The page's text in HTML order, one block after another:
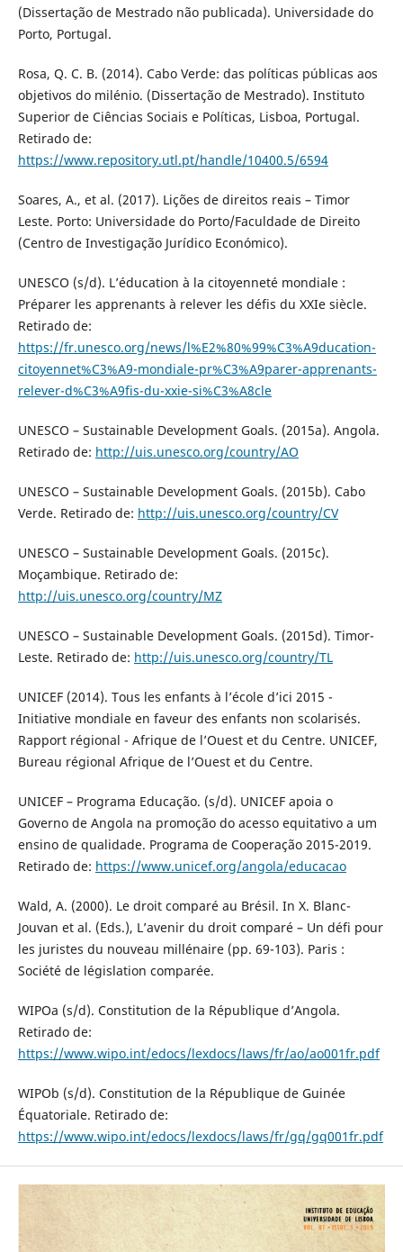
(Dissertação de Mestrado não publicada). Universidade do
Porto, Portugal.
Rosa, Q. C. B. (2014). Cabo Verde: das políticas públicas aos
objetivos do milénio. (Dissertação de Mestrado). Instituto
Superior de Ciências Sociais e Políticas, Lisboa, Portugal.
Retirado de:
https://www.repository.utl.pt/handle/10400.5/6594
Soares, A., et al. (2017). Lições de direitos reais – Timor
Leste. Porto: Universidade do Porto/Faculdade de Direito
(Centro de Investigação Jurídico Económico).
UNESCO (s/d). L’éducation à la citoyenneté mondiale :
Préparer les apprenants à relever les défis du XXIe siècle.
Retirado de:
https://fr.unesco.org/news/l%E2%80%99%C3%A9ducation-
citoyennet%C3%A9-mondiale-pr%C3%A9parer-apprenants-
relever-d%C3%A9fis-du-xxie-si%C3%A8cle
UNESCO – Sustainable Development Goals. (2015a). Angola.
Retirado de: http://uis.unesco.org/country/AO
UNESCO – Sustainable Development Goals. (2015b). Cabo
Verde. Retirado de: http://uis.unesco.org/country/CV
UNESCO – Sustainable Development Goals. (2015c).
Moçambique. Retirado de:
http://uis.unesco.org/country/MZ
UNESCO – Sustainable Development Goals. (2015d). Timor-
Leste. Retirado de: http://uis.unesco.org/country/TL
UNICEF (2014). Tous les enfants à l’école d’ici 2015 -
Initiative mondiale en faveur des enfants non scolarisés.
Rapport régional - Afrique de l’Ouest et du Centre. UNICEF,
Bureau régional Afrique de l’Ouest et du Centre.
UNICEF – Programa Educação. (s/d). UNICEF apoia o
Governo de Angola na promoção do acesso equitativo a um
ensino de qualidade. Programa de Cooperação 2015-2019.
Retirado de: https://www.unicef.org/angola/educacao
Wald, A. (2000). Le droit comparé au Brésil. In X. Blanc-
Jouvan et al. (Eds.), L’avenir du droit comparé – Un défi pour
les juristes du nouveau millénaire (pp. 69-103). Paris :
Société de législation comparée.
WIPOa (s/d). Constitution de la République d’Angola.
Retirado de:
https://www.wipo.int/edocs/lexdocs/laws/fr/ao/ao001fr.pdf
WIPOb (s/d). Constitution de la République de Guinée
Équatoriale. Retirado de:
https://www.wipo.int/edocs/lexdocs/laws/fr/gq/gq001fr.pdf